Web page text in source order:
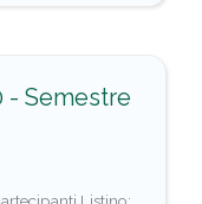
- Semestre